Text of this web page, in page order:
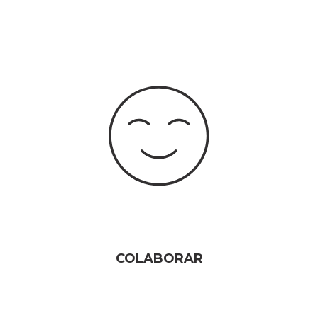
COLABORAR